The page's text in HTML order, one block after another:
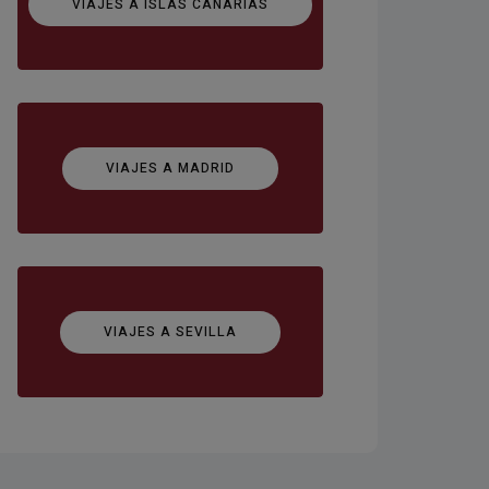
VIAJES A MADRID
VIAJES A SEVILLA